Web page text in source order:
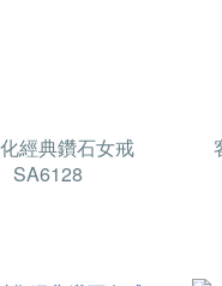
經典鑽石女戒
SA6128